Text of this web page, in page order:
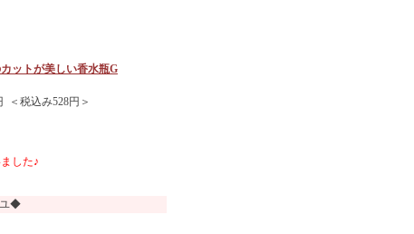
ットが美しい香水瓶G
＜税込み528円＞
した♪
ユ◆